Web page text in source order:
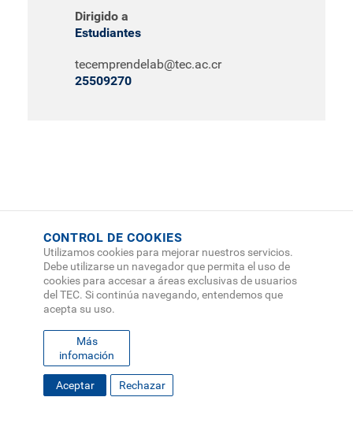
Dirigido a
Estudiantes
tecemprendelab@tec.ac.cr
25509270
FOOTERMAPA DEL SITIO DIRECTORIO
CONTROL DE COOKIES
Utilizamos cookies para mejorar nuestros servicios.
Debe utilizarse un navegador que permita el uso de
cookies para accesar a áreas exclusivas de usuarios
del TEC. Si continúa navegando, entendemos que
acepta su uso.
Más
infomación
Aceptar Rechazar